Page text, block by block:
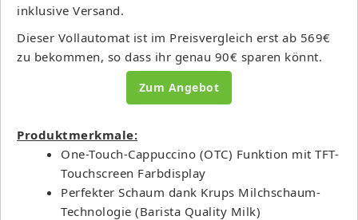
inklusive Versand.
Dieser Vollautomat ist im Preisvergleich erst ab 569€
zu bekommen, so dass ihr genau 90€ sparen könnt.
Zum Angebot
Produktmerkmale:
One-Touch-Cappuccino (OTC) Funktion mit TFT-
Touchscreen Farbdisplay
Perfekter Schaum dank Krups Milchschaum-
Technologie (Barista Quality Milk)